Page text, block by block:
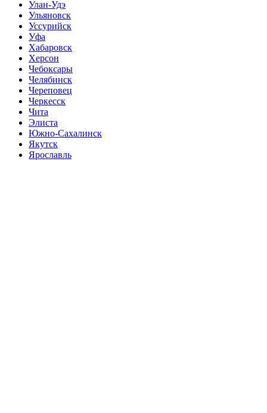
Улан-Удэ
Ульяновск
Уссурийск
Уфа
Хабаровск
Херсон
Чебоксары
Челябинск
Череповец
Черкесск
Чита
Элиста
Южно-Сахалинск
Якутск
Ярославль